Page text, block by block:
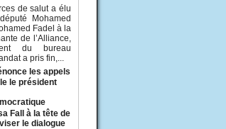
de salut a élu
Mohamed
Fadel à la
de l’Alliance,
du bureau
a pris fin,...
les appels
le président
Fall à la tête de
le dialogue